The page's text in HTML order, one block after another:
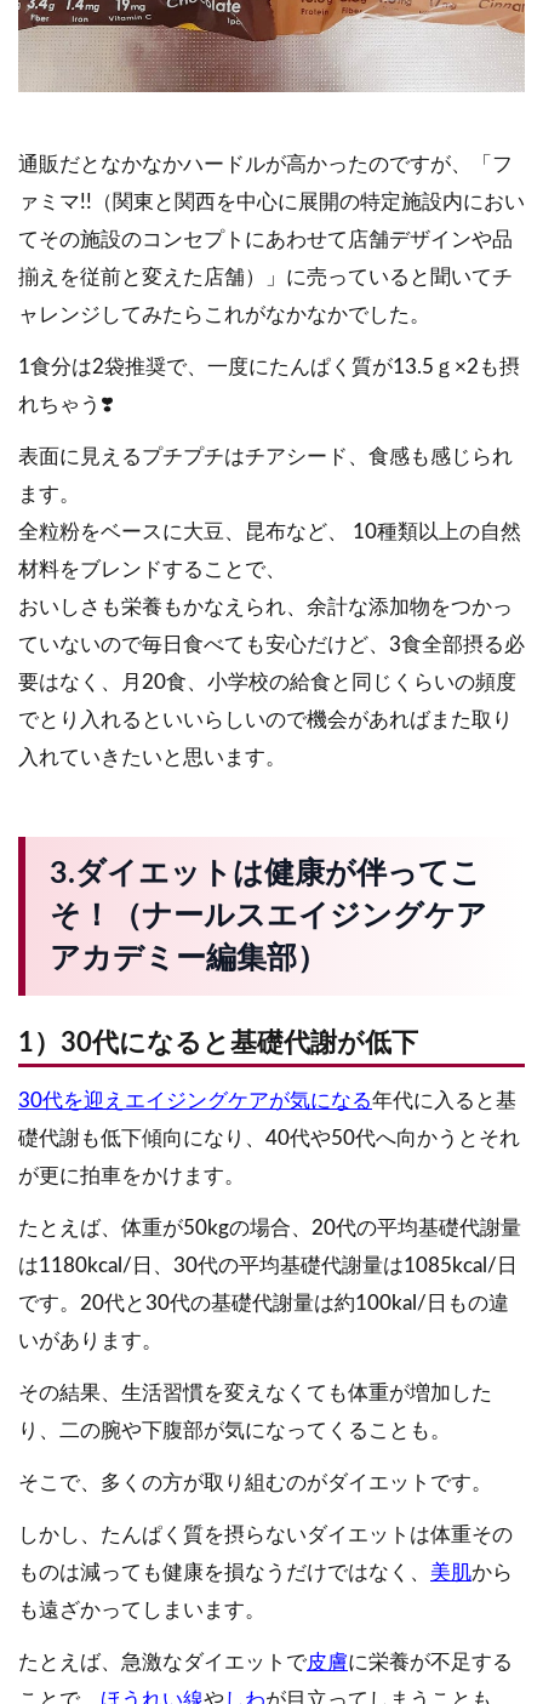
通販だとなかなかハードルが高かったのですが、「フ
ァミマ!!（関東と関西を中心に展開の特定施設内におい
てその施設のコンセプトにあわせて店舗デザインや品
揃えを従前と変えた店舗）」に売っていると聞いてチ
ャレンジしてみたらこれがなかなかでした。
1食分は2袋推奨で、一度にたんぱく質が13.5ｇ×2も摂
れちゃう❣️
表面に見えるプチプチはチアシード、食感も感じられ
ます。
全粒粉をベースに大豆、昆布など、 10種類以上の自然
材料をブレンドすることで、
おいしさも栄養もかなえられ、余計な添加物をつかっ
ていないので毎日食べても安心だけど、3食全部摂る必
要はなく、月20食、小学校の給食と同じくらいの頻度
でとり入れるといいらしいので機会があればまた取り
入れていきたいと思います。
3.ダイエットは健康が伴ってこ
そ！（ナールスエイジングケア
アカデミー編集部）
1）30代になると基礎代謝が低下
30代を迎えエイジングケアが気になる年代に入ると基
礎代謝も低下傾向になり、40代や50代へ向かうとそれ
が更に拍車をかけます。
たとえば、体重が50kgの場合、20代の平均基礎代謝量
は1180kcal/日、30代の平均基礎代謝量は1085kcal/日
です。20代と30代の基礎代謝量は約100kal/日もの違
いがあります。
その結果、生活習慣を変えなくても体重が増加した
り、二の腕や下腹部が気になってくることも。
そこで、多くの方が取り組むのがダイエットです。
しかし、たんぱく質を摂らないダイエットは体重その
ものは減っても健康を損なうだけではなく、 美肌から
も遠ざかってしまいます。
たとえば、急激なダイエットで皮膚に栄養が不足する
ことで、 ほうれい線やしわが目立ってしまうことも。